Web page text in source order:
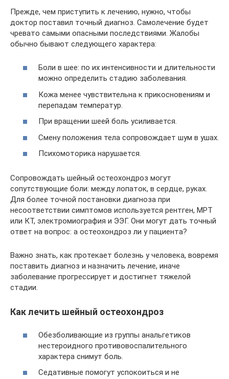
Прежде, чем приступить к лечению, нужно, чтобы
доктор поставил точный диагноз. Самолечение будет
чревато самыми опасными последствиями. Жалобы
обычно бывают следующего характера:
Боли в шее: по их интенсивности и длительности
можно определить стадию заболевания.
Кожа менее чувствительна к прикосновениям и
перепадам температур.
При вращении шеей боль усиливается.
Смену положения тела сопровождает шум в ушах.
Психомоторика нарушается.
Сопровождать шейный остеохондроз могут
сопутствующие боли: между лопаток, в сердце, руках.
Для более точной постановки диагноза при
несоответствии симптомов используется рентген, МРТ
или КТ, электромиография и ЭЭГ. Они могут дать точный
ответ на вопрос: а остеохондроз ли у пациента?
Важно знать, как протекает болезнь у человека, вовремя
поставить диагноз и назначить лечение, иначе
заболевание прогрессирует и достигнет тяжелой
стадии.
Как лечить шейный остеохондроз
Обезболивающие из группы анальгетиков
нестероидного противовоспалительного
характера снимут боль.
Седативные помогут успокоиться и не